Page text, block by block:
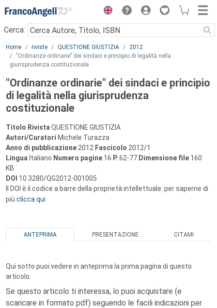
Menu
Cerca:
Main content
Home riviste QUESTIONE GIUSTIZIA
2012
"Ordinanze ordinarie" dei sindaci e principio di legalità nella
giurisprudenza costituzionale
"Ordinanze ordinarie" dei sindaci e principio
di legalità nella giurisprudenza
costituzionale
Titolo Rivista QUESTIONE GIUSTIZIA
Autori/Curatori Michele Turazza
Anno di pubblicazione 2012 Fascicolo 2012/1
Lingua Italiano Numero pagine 16 P. 62-77 Dimensione file 160
KB
DOI 10.3280/QG2012-001005
Il DOI è il codice a barre della proprietà intellettuale: per saperne di
più clicca qui
ANTEPRIMA PRESENTAZIONE CITAMI
Qui sotto puoi vedere in anteprima la prima pagina di questo
articolo.
Se questo articolo ti interessa, lo puoi acquistare (e
scaricare in formato pdf) seguendo le facili indicazioni per